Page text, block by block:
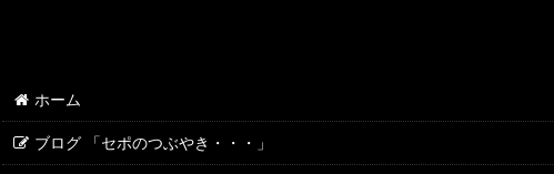
ホーム
ブログ 「セポのつぶやき・・・」